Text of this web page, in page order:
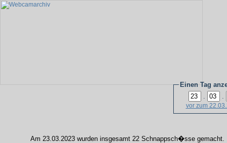
Einen Tag
vor zum
Am 23.03.2023 wurden insgesamt 22 Schnappsch�sse gemacht.